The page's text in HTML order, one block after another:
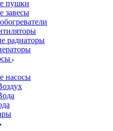
пушки
завесы
радиаторы
насосы